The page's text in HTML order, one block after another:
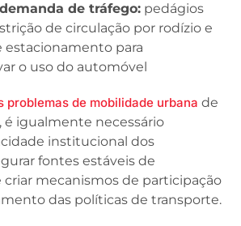
de tráfego: pedágios
de circulação por rodízio e
estacionamento para
o uso do automóvel
problemas de mobilidade urbana de
é igualmente necessário
institucional dos
fontes estáveis de
mecanismos de participação
das políticas de transporte.